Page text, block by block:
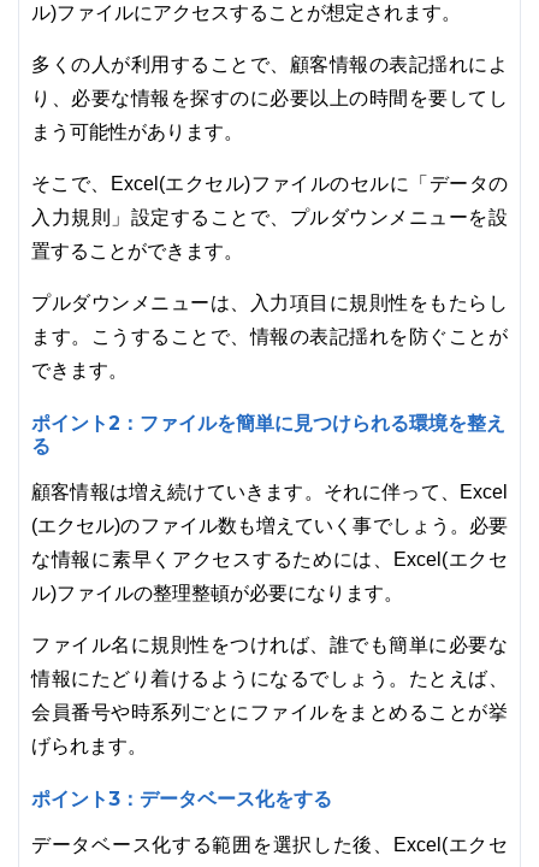
ル)ファイルにアクセスすることが想定されます。
多くの人が利用することで、顧客情報の表記揺れによ
り、必要な情報を探すのに必要以上の時間を要してし
まう可能性があります。
そこで、Excel(エクセル)ファイルのセルに「データの
入力規則」設定することで、プルダウンメニューを設
置することができます。
プルダウンメニューは、入力項目に規則性をもたらし
ます。こうすることで、情報の表記揺れを防ぐことが
できます。
ポイント2：ファイルを簡単に見つけられる環境を整え
る
顧客情報は増え続けていきます。それに伴って、Excel
(エクセル)のファイル数も増えていく事でしょう。必要
な情報に素早くアクセスするためには、Excel(エクセ
ル)ファイルの整理整頓が必要になります。
ファイル名に規則性をつければ、誰でも簡単に必要な
情報にたどり着けるようになるでしょう。たとえば、
会員番号や時系列ごとにファイルをまとめることが挙
げられます。
ポイント3：データベース化をする
データベース化する範囲を選択した後、Excel(エクセ